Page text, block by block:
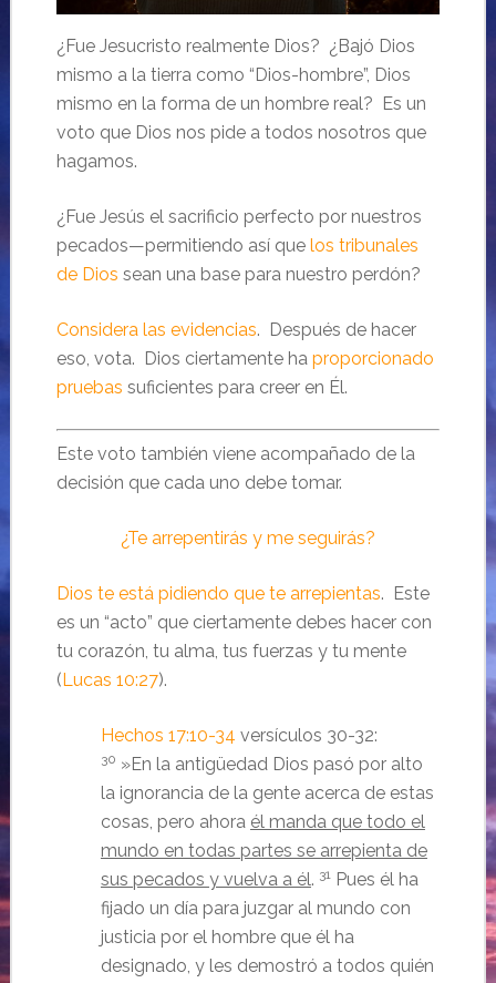
¿Fue Jesucristo realmente Dios? ¿Bajó Dios
mismo a la tierra como “Dios-hombre”, Dios
mismo en la forma de un hombre real? Es un
voto que Dios nos pide a todos nosotros que
hagamos.
¿Fue Jesús el sacrificio perfecto por nuestros
pecados—permitiendo así que los tribunales
de Dios sean una base para nuestro perdón?
Considera las evidencias. Después de hacer
eso, vota. Dios ciertamente ha proporcionado
pruebas suficientes para creer en Él.
Este voto también viene acompañado de la
decisión que cada uno debe tomar.
¿Te arrepentirás y me seguirás?
Dios te está pidiendo que te arrepientas. Este
es un “acto” que ciertamente debes hacer con
tu corazón, tu alma, tus fuerzas y tu mente
( Lucas 10:27).
Hechos 17:10-34 versículos 30-32:
30 »En la antigüedad Dios pasó por alto
la ignorancia de la gente acerca de estas
cosas, pero ahora él manda que todo el
mundo en todas partes se arrepienta de
sus pecados y vuelva a él. 31Pues él ha
fijado un día para juzgar al mundo con
justicia por el hombre que él ha
designado, y les demostró a todos quién